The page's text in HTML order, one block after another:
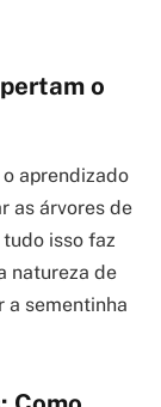
o
aprendizado
as árvores de
isso faz
natureza de
a sementinha